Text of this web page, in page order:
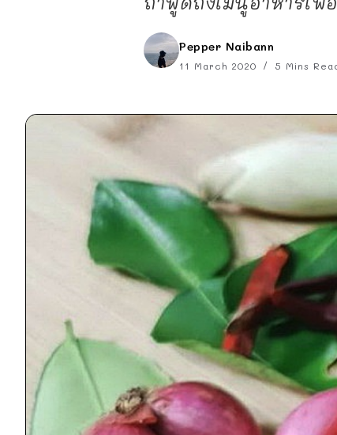
Pepper Naibann
11 March 2020 5 Mins